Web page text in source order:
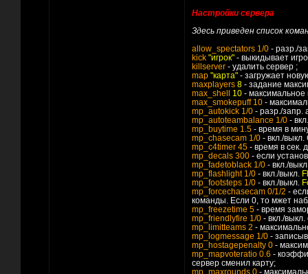
Настройки сервера
Здесь приведен список
allow_spectators 1/0 - разр./
kick "игрок" - выкидывает
killserver - удалить сервер ;
map "карта" - загружает
maxplayers 8 - задание
max_shell
10 - максимальное
max_smokepuff 10 -
mp_autokick 1/0 - разр./запр.
mp_autoteambalance 1/0 -
mp_buytime 1.5 - время в
mp_chasecam 1/0 - вкл./
mp_c4timer 45 - время в сек.
mp_decals 300 - если
mp_fadetoblack 1/0 - вкл./
mp_flashlight 1/0 - вкл./выкл.
mp_footsteps 1/0 - вкл./выкл.
mp_forcechasecam 0/1/2 -
команды. Если 0, то мжет
mp_freezetime 5 - время
mp_friendlyfire 1/0 - вкл./
mp_limitteams 2 -
mp_logmessage 1/0 -
mp_hostagepenalty 0 -
mp_mapvoteratio 0.6 -
сервер сменил карту;
mp_maxrounds 0 -